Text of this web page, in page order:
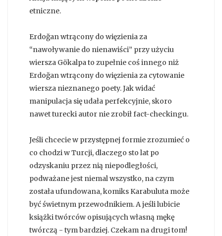
etniczne.
Erdoğan wtrącony do więzienia za
“nawoływanie do nienawiści” przy użyciu
wiersza Gökalpa to zupełnie coś innego niż
Erdoğan wtrącony do więzienia za cytowanie
wiersza nieznanego poety. Jak widać
manipulacja się udała perfekcyjnie, skoro
nawet turecki autor nie zrobił fact-checkingu.
Jeśli chcecie w przystępnej formie zrozumieć o
co chodzi w Turcji, dlaczego sto lat po
odzyskaniu przez nią niepodległości,
podważane jest niemal wszystko, na czym
została ufundowana, komiks Karabuluta może
być świetnym przewodnikiem. A jeśli lubicie
książki twórców opisujących własną mękę
twórczą - tym bardziej. Czekam na drugi tom!